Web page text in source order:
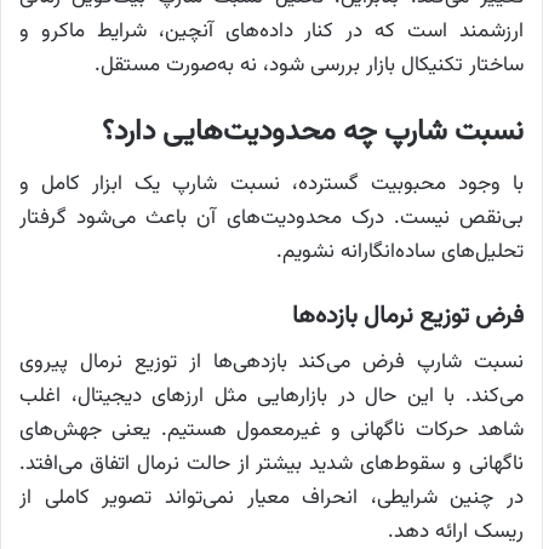
ارزشمند است که در کنار داده‌های آنچین، شرایط ماکرو و
ساختار تکنیکال بازار بررسی شود، نه به‌صورت مستقل.
نسبت شارپ چه محدودیت‌هایی دارد؟
با وجود محبوبیت گسترده، نسبت شارپ یک ابزار کامل و
بی‌نقص نیست. درک محدودیت‌های آن باعث می‌شود گرفتار
تحلیل‌های ساده‌انگارانه نشویم.
فرض توزیع نرمال بازده‌ها
نسبت شارپ فرض می‌کند بازدهی‌ها از توزیع نرمال پیروی
می‌کند. با این حال در بازارهایی مثل ارزهای دیجیتال، اغلب
شاهد حرکات ناگهانی و غیرمعمول هستیم. یعنی جهش‌های
ناگهانی و سقوط‌های شدید بیشتر از حالت نرمال اتفاق می‌افتد.
در چنین شرایطی، انحراف معیار نمی‌تواند تصویر کاملی از
ریسک ارائه دهد.